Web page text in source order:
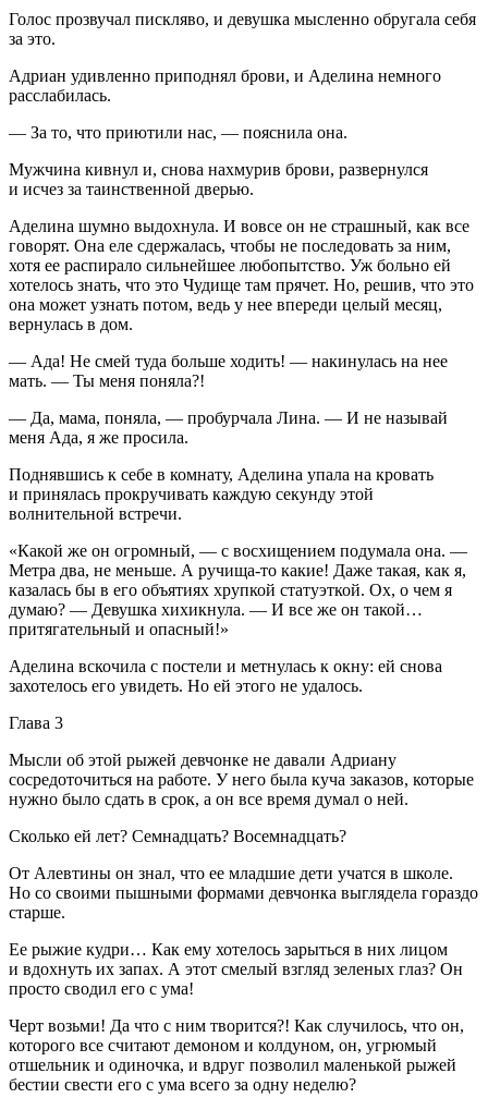
Голос прозвучал пискляво, и девушка мысленно обругала себя
за это.
Адриан удивленно приподнял брови, и Аделина немного
расслабилась.
— За то, что приютили нас, — пояснила она.
Мужчина кивнул и, снова нахмурив брови, развернулся
и исчез за таинственной дверью.
Аделина шумно выдохнула. И вовсе он не страшный, как все
говорят. Она еле сдержалась, чтобы не последовать за ним,
хотя ее распирало сильнейшее любопытство. Уж больно ей
хотелось знать, что это Чудище там прячет. Но, решив, что это
она может узнать потом, ведь у нее впереди целый месяц,
вернулась в дом.
— Ада! Не смей туда больше ходить! — накинулась на нее
мать. — Ты меня поняла?!
— Да, мама, поняла, — пробурчала Лина. — И не называй
меня Ада, я же просила.
Поднявшись к себе в комнату, Аделина упала на кровать
и принялась прокручивать каждую секунду этой
волнительной встречи.
«Какой же он огромный, — с восхищением подумала она. —
Метра два, не меньше. А ручища-то какие! Даже такая, как я,
казалась бы в его объятиях хрупкой статуэткой. Ох, о чем я
думаю? — Девушка хихикнула. — И все же он такой…
притягательный и опасный!»
Аделина вскочила с постели и метнулась к окну: ей снова
захотелось его увидеть. Но ей этого не удалось.
Глава 3
Мысли об этой рыжей девчонке не давали Адриану
сосредоточиться на работе. У него была куча заказов, которые
нужно было сдать в срок, а он все время думал о ней.
Сколько ей лет? Семнадцать? Восемнадцать?
От Алевтины он знал, что ее младшие дети учатся в школе.
Но со своими пышными формами девчонка выглядела гораздо
старше.
Ее рыжие кудри… Как ему хотелось зарыться в них лицом
и вдохнуть их запах. А этот смелый взгляд зеленых глаз? Он
просто сводил его с ума!
Черт возьми! Да что с ним творится?! Как случилось, что он,
которого все считают демоном и колдуном, он, угрюмый
отшельник и одиночка, и вдруг позволил маленькой рыжей
бестии свести его с ума всего за одну неделю?